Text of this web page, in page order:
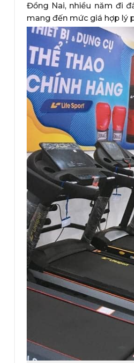
Đồng Nai, nhiều năm đi
mang đến mức giá hợp lý